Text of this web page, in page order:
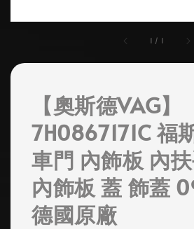
1 / 1
【奧斯德VAG】
7H0867171C 福
車門 內飾板 內
內飾板 蓋 飾蓋
德國原廠